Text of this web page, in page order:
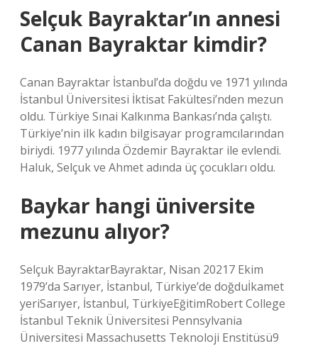
Selçuk Bayraktar’ın annesi
Canan Bayraktar kimdir?
Canan Bayraktar İstanbul’da doğdu ve 1971 yılında
İstanbul Üniversitesi İktisat Fakültesi’nden mezun
oldu. Türkiye Sınai Kalkınma Bankası’nda çalıştı.
Türkiye’nin ilk kadın bilgisayar programcılarından
biriydi. 1977 yılında Özdemir Bayraktar ile evlendi.
Haluk, Selçuk ve Ahmet adında üç çocukları oldu.
Baykar hangi üniversite
mezunu alıyor?
Selçuk BayraktarBayraktar, Nisan 20217 Ekim
1979’da Sarıyer, İstanbul, Türkiye’de doğduİkamet
yeriSarıyer, İstanbul, TürkiyeEğitimRobert College
İstanbul Teknik Üniversitesi Pennsylvania
Üniversitesi Massachusetts Teknoloji Enstitüsü9